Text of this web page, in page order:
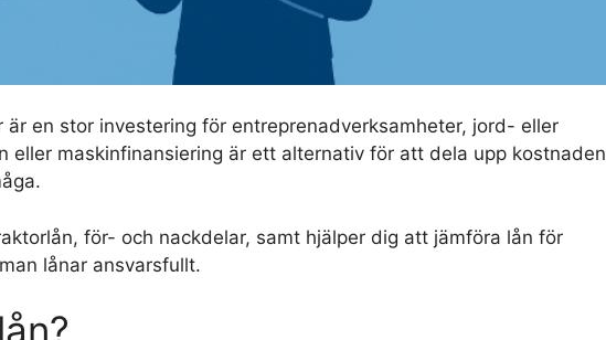
är en stor investering för entreprenadverksamheter, jord- eller
eller maskinfinansiering är ett alternativ för att dela upp kostnaden
för- och nackdelar, samt hjälper dig att jämföra lån för
lånar ansvarsfullt.